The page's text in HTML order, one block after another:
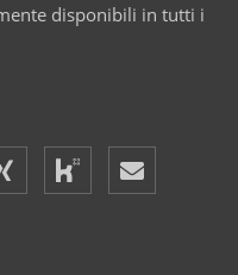
disponibili in tutti i